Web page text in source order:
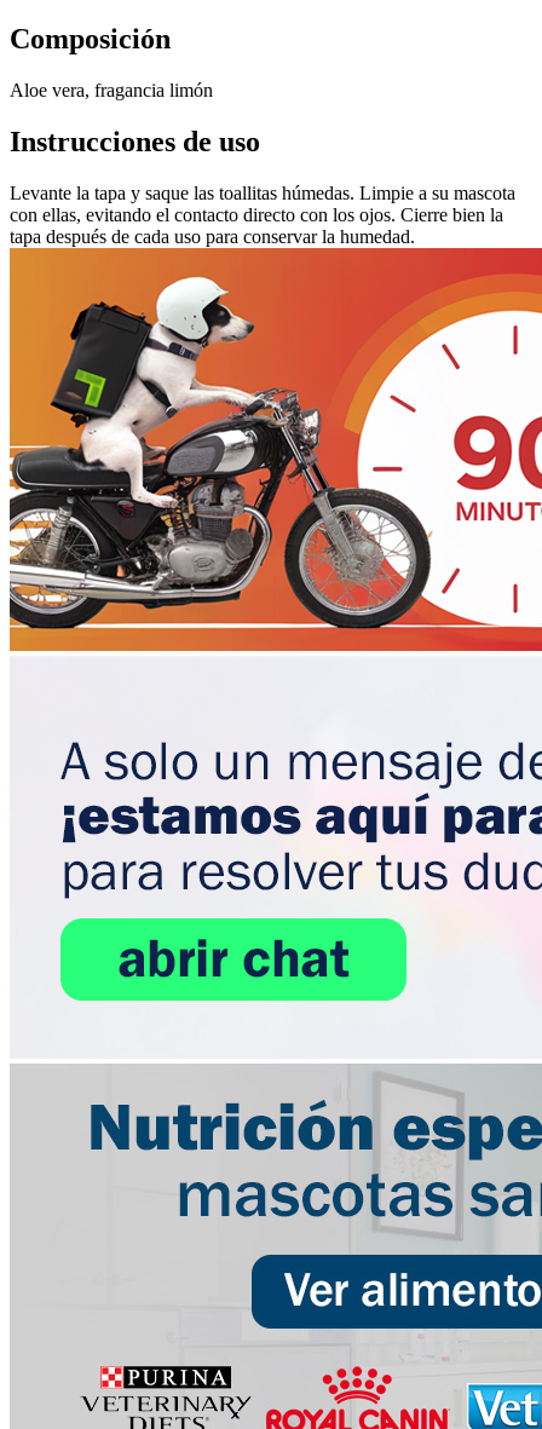
Composición
Aloe vera, fragancia limón
Instrucciones de uso
Levante la tapa y saque las toallitas húmedas. Limpie a su mascota
con ellas, evitando el contacto directo con los ojos. Cierre bien la
tapa después de cada uso para conservar la humedad.